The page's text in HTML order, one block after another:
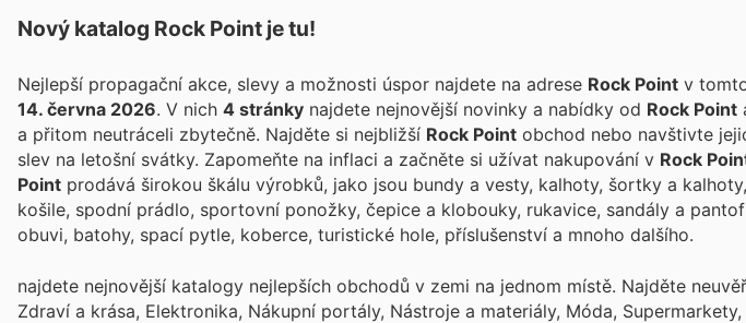
Nový katalog Rock Point je tu!
Nejlepší propagační akce, slevy a možnosti úspor najdete na adrese Rock Point v
14. června 2026 . V nich 4 stránky najdete nejnovější novinky a nabídky od Rock Point
a přitom neutráceli zbytečně. Najděte si nejbližší Rock Point obchod nebo navštivte
slev na letošní svátky. Zapomeňte na inflaci a začněte si užívat nakupování v Rock
Point prodává širokou škálu výrobků, jako jsou bundy a vesty, kalhoty, šortky a
košile, spodní prádlo, sportovní ponožky, čepice a klobouky, rukavice, sandály a
obuvi, batohy, spací pytle, koberce, turistické hole, příslušenství a mnoho dalšího.
najdete nejnovější katalogy nejlepších obchodů v zemi na jednom místě. Najděte
Zdraví a krása, Elektronika, Nákupní portály, Nástroje a materiály, Móda,